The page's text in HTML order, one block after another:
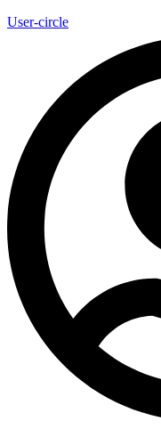
User-circle